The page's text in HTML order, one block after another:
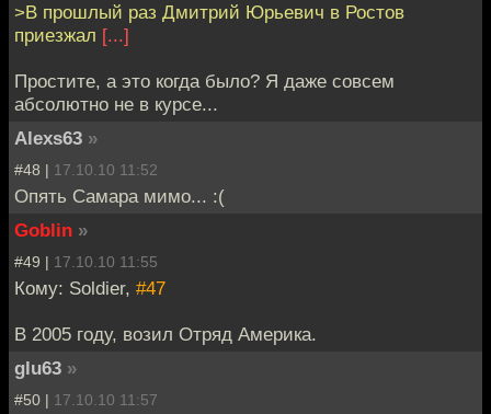
>В прошлый раз Дмитрий Юрьевич в Ростов
приезжал [...]
Простите, а это когда было? Я даже совсем
абсолютно не в курсе...
Alexs63 »
#48 | 17.10.10 11:52
Опять Самара мимо... :(
Goblin »
#49 | 17.10.10 11:55
Кому: Soldier, #47
В 2005 году, возил Отряд Америка.
glu63 »
#50 | 17.10.10 11:57